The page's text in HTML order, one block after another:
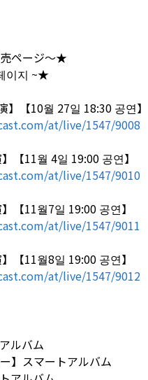
ページ〜★
이지 ~★
】【10월 27일 18:30 공연】
at/live/1547/9008
【11월 4일 19:00 공연】
at/live/1547/9010
【11월7일 19:00 공연】
at/live/1547/9011
【11월8일 19:00 공연】
at/live/1547/9012
ルバム
】スマートアルバム